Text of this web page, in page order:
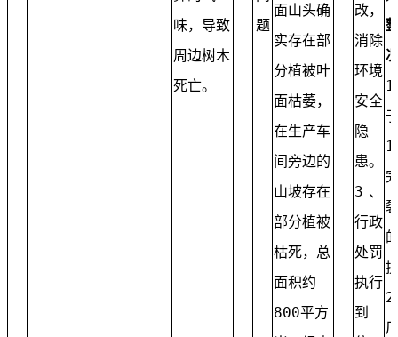
味，导致
周边树木
死亡。
题
面山头确
实存在部
分植被叶
面枯萎，
在生产车
间旁边的
山坡存在
部分植被
枯死，总
面积约
800平方
改，
消除
环境
安全
隐
患。
3、
行政
处罚
执行
到
1
2